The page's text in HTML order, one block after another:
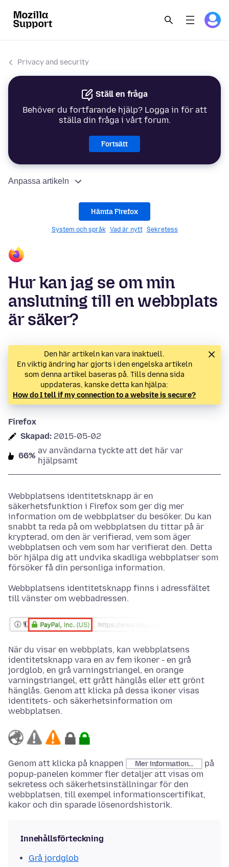
Privacy and security
Ställ en fråga
Behöver du fortfarande hjälp? Logga in för att
ställa din fråga i vårt forum.
Fortsätt
Anpassa artikeln
Hämta Firefox
System och språk Vad är nytt Sekretess
Hur kan jag se om min
anslutning till en webbplats
är säker?
Den här artikeln kan vara inaktuell.
En viktig ändring har gjorts i den engelska artikeln
som denna artikel baseras på. Tills denna sida
uppdateras, kanske detta kan hjälpa:
How do I tell if my connection to a website is secure?
Firefox
Skapad: 2015-05-02
66%
av användarna tyckte att det här var
hjälpsamt
Webbplatsens identitetsknapp är en
säkerhetsfunktion i Firefox som ger dig mer
information om de webbplatser du besöker. Du kan
snabbt ta reda på om webbplatsen du tittar på är
krypterad, om den är verifierad, vem som äger
webbplatsen och vem som har verifierat den. Detta
bör hjälpa dig att undvika skadliga webbplatser som
försöker få din personliga information.
Webbplatsens identitetsknapp finns i adressfältet
till vänster om webbadressen.
När du visar en webbplats, kan webbplatsens
identitetsknapp vara en av fem ikoner - en grå
jordglob, en grå varningstriangel, en orange
varningstriangel, ett grått hänglås eller ett grönt
hänglås. Genom att klicka på dessa ikoner visas
identitets- och säkerhetsinformation om
webbplatsen.
Genom att klicka på knappen Mer information...
på
popup-panelen kommer fler detaljer att visas om
sekretess och säkerhetsinställningar för den
webbplatsen, till exempel informationscertifikat,
kakor och din sparade lösenordshistorik.
Innehållsförteckning
Grå jordglob